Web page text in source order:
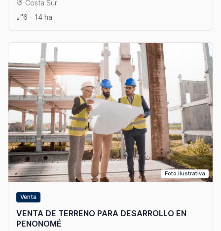
Costa Sur
Ver detalles: VENTA DE TERRENOS EN COSTA SUR
6 - 14 ha
Foto ilustrativa
Venta
VENTA DE TERRENO PARA DESARROLLO EN
PENONOMÉ